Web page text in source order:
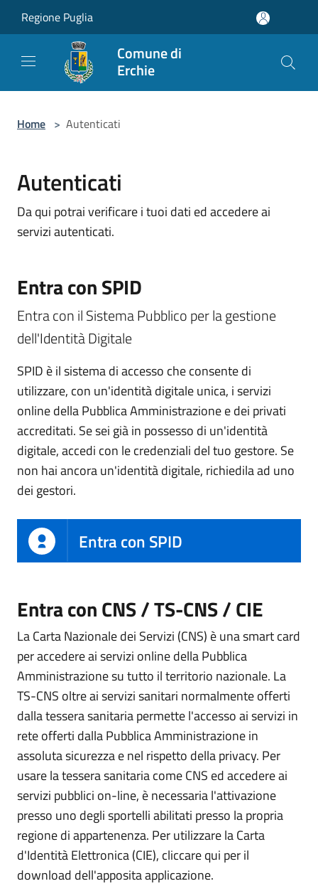
Regione Puglia
Comune di
Erchie
Home > Autenticati
Autenticati
Da qui potrai verificare i tuoi dati ed accedere ai
servizi autenticati.
Entra con SPID
Entra con il Sistema Pubblico per la gestione
dell'Identità Digitale
SPID è il sistema di accesso che consente di
utilizzare, con un'identità digitale unica, i servizi
online della Pubblica Amministrazione e dei privati
accreditati. Se sei già in possesso di un'identità
digitale, accedi con le credenziali del tuo gestore. Se
non hai ancora un'identità digitale, richiedila ad uno
dei gestori.
Entra con SPID
Entra con CNS / TS-CNS / CIE
La Carta Nazionale dei Servizi (CNS) è una smart card
per accedere ai servizi online della Pubblica
Amministrazione su tutto il territorio nazionale. La
TS-CNS oltre ai servizi sanitari normalmente offerti
dalla tessera sanitaria permette l'accesso ai servizi in
rete offerti dalla Pubblica Amministrazione in
assoluta sicurezza e nel rispetto della privacy. Per
usare la tessera sanitaria come CNS ed accedere ai
servizi pubblici on-line, è necessaria l'attivazione
presso uno degli sportelli abilitati presso la propria
regione di appartenenza. Per utilizzare la Carta
d'Identità Elettronica (CIE), cliccare qui per il
download dell'apposita applicazione.